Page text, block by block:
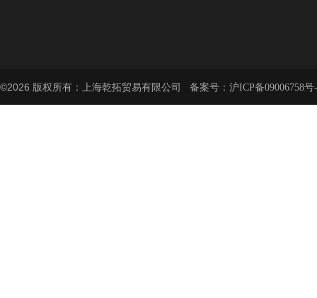
©2026 版权所有：上海乾拓贸易有限公司 备案号： 沪ICP备09006758号